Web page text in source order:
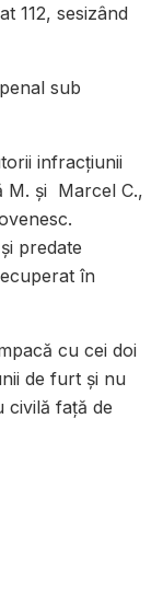
112, sesizând
sub
infracțiunii
M. și Marcel C.,
predate
în
cu cei doi
de furt și nu
civilă față de